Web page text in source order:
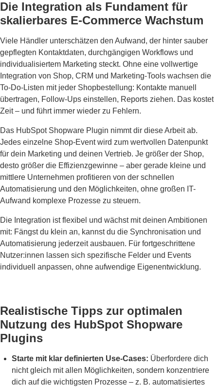
Die Integration als Fundament für
skalierbares E-Commerce Wachstum
Viele Händler unterschätzen den Aufwand, der hinter sauber
gepflegten Kontaktdaten, durchgängigen Workflows und
individualisiertem Marketing steckt. Ohne eine vollwertige
Integration von Shop, CRM und Marketing-Tools wachsen die
To-Do-Listen mit jeder Shopbestellung: Kontakte manuell
übertragen, Follow-Ups einstellen, Reports ziehen. Das kostet
Zeit – und führt immer wieder zu Fehlern.
Das HubSpot Shopware Plugin nimmt dir diese Arbeit ab.
Jedes einzelne Shop-Event wird zum wertvollen Datenpunkt
für dein Marketing und deinen Vertrieb. Je größer der Shop,
desto größer die Effizienzgewinne – aber gerade kleine und
mittlere Unternehmen profitieren von der schnellen
Automatisierung und den Möglichkeiten, ohne großen IT-
Aufwand komplexe Prozesse zu steuern.
Die Integration ist flexibel und wächst mit deinen Ambitionen
mit: Fängst du klein an, kannst du die Synchronisation und
Automatisierung jederzeit ausbauen. Für fortgeschrittene
Nutzer:innen lassen sich spezifische Felder und Events
individuell anpassen, ohne aufwendige Eigenentwicklung.
Realistische Tipps zur optimalen
Nutzung des HubSpot Shopware
Plugins
Starte mit klar definierten Use-Cases: Überfordere dich
nicht gleich mit allen Möglichkeiten, sondern konzentriere
dich auf die wichtigsten Prozesse – z. B. automatisiertes